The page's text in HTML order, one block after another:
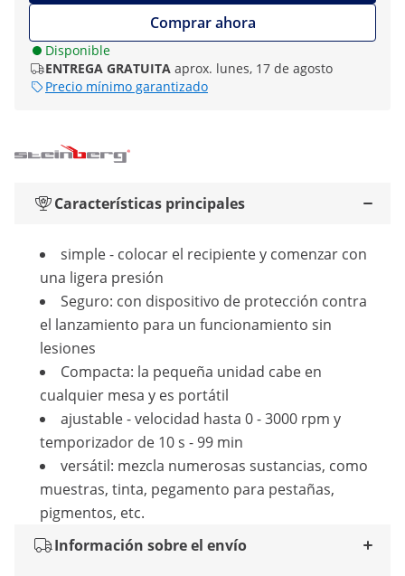
Comprar ahora
Disponible
ENTREGA GRATUITA aprox. lunes, 17 de agosto
Precio mínimo garantizado
Características principales
simple - colocar el recipiente y comenzar con
una ligera presión
Seguro: con dispositivo de protección contra
el lanzamiento para un funcionamiento sin
lesiones
Compacta: la pequeña unidad cabe en
cualquier mesa y es portátil
ajustable - velocidad hasta 0 - 3000 rpm y
temporizador de 10 s - 99 min
versátil: mezcla numerosas sustancias, como
muestras, tinta, pegamento para pestañas,
pigmentos, etc.
Información sobre el envío